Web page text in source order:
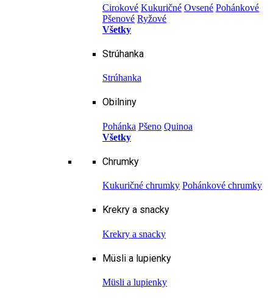
Cirokové Kukuričné Ovsené Pohánkové
Pšenové Ryžové
Všetky
Strúhanka
Strúhanka
Obilniny
Pohánka Pšeno Quinoa
Všetky
Chrumky
Kukuričné chrumky Pohánkové chrumky
Krekry a snacky
Krekry a snacky
Müsli a lupienky
Müsli a lupienky